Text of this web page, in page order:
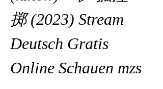
掷 (2023) Stream
Deutsch Gratis
Online Schauen mzs